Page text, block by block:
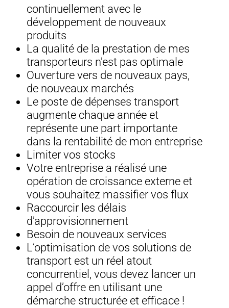
continuellement avec le
développement de nouveaux
produits
La qualité de la prestation de mes
transporteurs n’est pas optimale
Ouverture vers de nouveaux pays,
de nouveaux marchés
Le poste de dépenses transport
augmente chaque année et
représente une part importante
dans la rentabilité de mon entreprise
Limiter vos stocks
Votre entreprise a réalisé une
opération de croissance externe et
vous souhaitez massifier vos flux
Raccourcir les délais
d’approvisionnement
Besoin de nouveaux services
L’optimisation de vos solutions de
transport est un réel atout
concurrentiel, vous devez lancer un
appel d’offre en utilisant une
démarche structurée et efficace !